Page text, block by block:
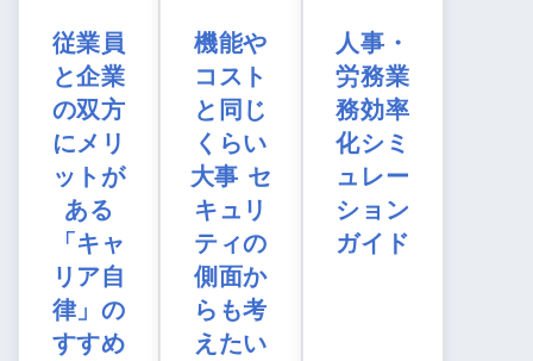
従業員
と企業
の双方
にメリ
ットが
ある
「キャ
リア自
律」の
すすめ
機能や
コスト
と同じ
くらい
大事 セ
キュリ
ティの
側面か
らも考
えたい
人事・
労務業
務効率
化シミ
ュレー
ション
ガイド